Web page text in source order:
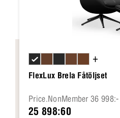
FlexLux Brela Fåtöljset
Price.NonMember 36 998:-
25 898:60
+